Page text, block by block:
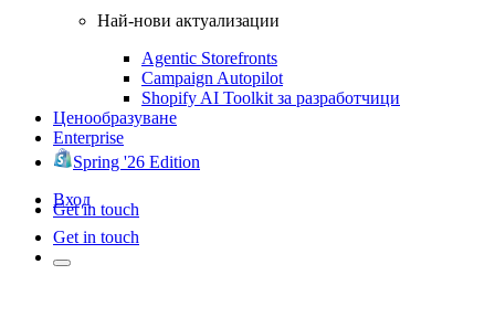
Най-нови актуализации
Agentic Storefronts
Campaign Autopilot
Shopify AI Toolkit за разработчици
Ценообразуване
Enterprise
Spring '26 Edition
Вход
Get in touch
Get in touch